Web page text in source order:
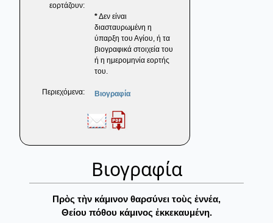
εορτάζουν:
*Δεν είναι
διασταυρωμένη η
ύπαρξη του Αγίου, ή τα
βιογραφικά στοιχεία του
ή η ημερομηνία εορτής
του.
Περιεχόμενα: Βιογραφία
Βιογραφία
Πρὸς τὴν κάμινον θαρσύνει τοὺς ἐννέα,
Θείου πόθου κάμινος ἐκκεκαυμένη.